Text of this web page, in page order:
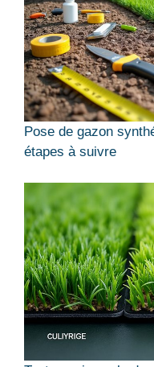
Pose de gazon
étapes à suivre